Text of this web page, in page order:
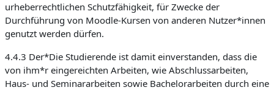
urheberrechtlichen Schutzfähigkeit, für Zwecke der
Durchführung von Moodle-Kursen von anderen Nutzer*innen
genutzt werden dürfen.
4.4.3 Der*Die Studierende ist damit einverstanden, dass die
von ihm*r eingereichten Arbeiten, wie Abschlussarbeiten,
Haus- und Seminararbeiten sowie Bachelorarbeiten durch eine